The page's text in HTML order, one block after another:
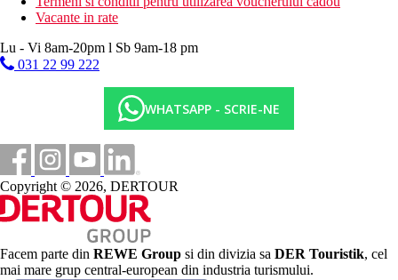
Mic dejun si cina tip bufet
All inclusive:
Mic dejun, pranz si cina tip bufet.
Bauturi alcoolice si non-alcoolice in timpul zilei (10.00-
24.00)
Bauturi racoritoare in timpul zilei, gustare, inghetata
(16.00-18.00)
Categoria oficiala
5 stele
Nota
In Grecia se plateste o taxa climatica, care nu este inclusa in
pretul turului. Clientul plateste direct la receptia hotelului.
Valoarea acestuia depinde de categoria hotelului. Valoarea taxei
pentru sejururi in perioada martie-octombrie 2024: 1,50
Vacante in rate
Lu - Vi 8am-20pm l Sb 9am-18 pm
031 22 99 222
WHATSAPP - SCRIE-NE
Copyright © 2026, DERTOUR
Facem parte din REWE Group si din divizia sa DER Touristik, cel
mai mare grup central-european din industria turismului.